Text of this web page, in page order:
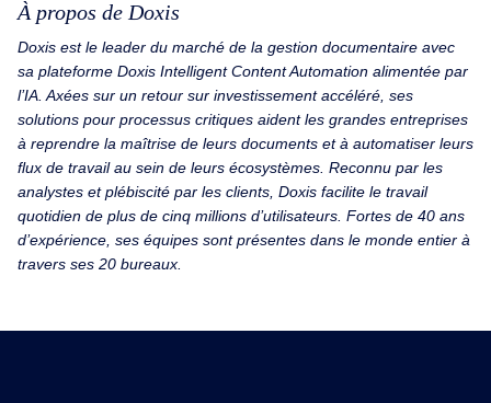
À propos de Doxis
Doxis est le leader du marché de la gestion documentaire avec
sa plateforme Doxis Intelligent Content Automation alimentée par
l’IA. Axées sur un retour sur investissement accéléré, ses
solutions pour processus critiques aident les grandes entreprises
à reprendre la maîtrise de leurs documents et à automatiser leurs
flux de travail au sein de leurs écosystèmes. Reconnu par les
analystes et plébiscité par les clients, Doxis facilite le travail
quotidien de plus de cinq millions d’utilisateurs. Fortes de 40 ans
d’expérience, ses équipes sont présentes dans le monde entier à
travers ses 20 bureaux.